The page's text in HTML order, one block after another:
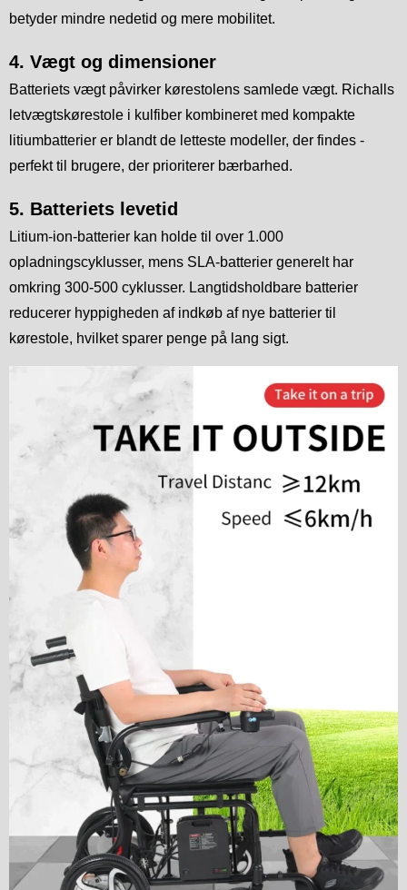
betyder mindre nedetid og mere mobilitet.
4. Vægt og dimensioner
Batteriets vægt påvirker kørestolens samlede vægt. Richalls
letvægtskørestole i kulfiber kombineret med kompakte
litiumbatterier er blandt de letteste modeller, der findes -
perfekt til brugere, der prioriterer bærbarhed.
5. Batteriets levetid
Litium-ion-batterier kan holde til over 1.000
opladningscyklusser, mens SLA-batterier generelt har
omkring 300-500 cyklusser. Langtidsholdbare batterier
reducerer hyppigheden af indkøb af nye batterier til
kørestole, hvilket sparer penge på lang sigt.